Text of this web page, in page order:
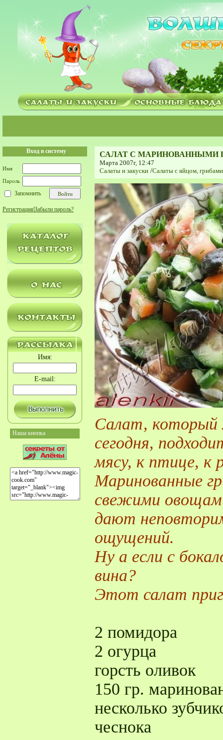
Вход в систему
Имя
Пароль
Запомнить
Регистрация Забыли пароль?
Имя:
E-mail:
Наша кнопка
САЛАТ С МАРИНОВАННЫМИ
Марта 2007г, 12:47
Салаты и закуски /Салаты с яйцом,
Салат, который
сегодня,
мясу, к птице, к
Маринованные
свежими
дают
ощущений.
Ну а если с
вина?
Этот салат
2 помидора
2 огурца
горсть оливок
150 гр.
несколько
чеснока